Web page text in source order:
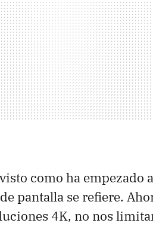
como ha empezado
pantalla se refiere.
4K, no nos